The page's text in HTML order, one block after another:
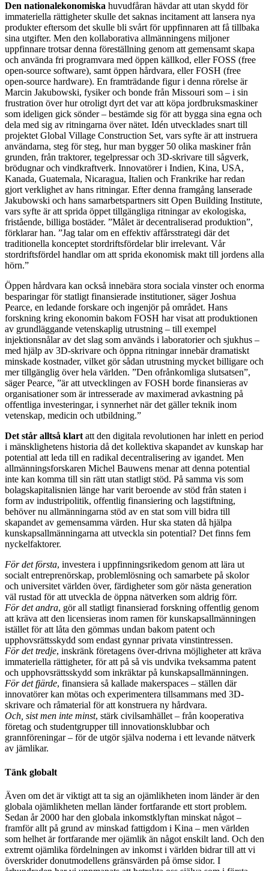
Den nationalekonomiska huvudfåran hävdar att utan skydd för
immateriella rättigheter skulle det saknas incitament att lansera nya
produkter eftersom det skulle bli svårt för uppfinnaren att få tillbaka
sina utgifter. Men den kollaborativa allmänningens miljoner
uppfinnare trotsar denna föreställning genom att gemensamt skapa
och använda fri programvara med öppen källkod, eller FOSS (free
open-source software), samt öppen hårdvara, eller FOSH (free
open-source hardware). En framträdande figur i denna rörelse är
Marcin Jakubowski, fysiker och bonde från Missouri som – i sin
frustration över hur otroligt dyrt det var att köpa jordbruksmaskiner
som ideligen gick sönder – bestämde sig för att bygga sina egna och
dela med sig av ritningarna över nätet. Idén utvecklades snart till
projektet Global Village Construction Set, vars syfte är att instruera
användarna, steg för steg, hur man bygger 50 olika maskiner från
grunden, från traktorer, tegelpressar och 3D-skrivare till sågverk,
brödugnar och vindkraftverk. Innovatörer i Indien, Kina, USA,
Kanada, Guatemala, Nicaragua, Italien och Frankrike har redan
gjort verklighet av hans ritningar. Efter denna framgång lanserade
Jakubowski och hans samarbetspartners sitt Open Building Institute,
vars syfte är att sprida öppet tillgängliga ritningar av ekologiska,
fristående, billiga bostäder. ”Målet är decentraliserad produktion”,
förklarar han. ”Jag talar om en effektiv affårsstrategi där det
traditionella konceptet stordriftsfördelar blir irrelevant. Vår
stordriftsfördel handlar om att sprida ekonomisk makt till jordens alla
hörn.”
Öppen hårdvara kan också innebära stora sociala vinster och enorma
besparingar för statligt finansierade institutioner, säger Joshua
Pearce, en ledande forskare och ingenjör på området. Hans
forskning kring ekonomin bakom FOSH har visat att produktionen
av grundläggande vetenskaplig utrustning – till exempel
injektionsnålar av det slag som används i laboratorier och sjukhus –
med hjälp av 3D-skrivare och öppna ritningar innebär dramatiskt
minskade kostnader, vilket gör sådan utrustning mycket billigare och
mer tillgänglig över hela världen. ”Den ofrånkomliga slutsatsen”,
säger Pearce, ”är att utvecklingen av FOSH borde finansieras av
organisationer som är intresserade av maximerad avkastning på
offentliga investeringar, i synnerhet när det gäller teknik inom
vetenskap, medicin och utbildning.”
Det står alltså klartatt den digitala revolutionen har inlett en period
i mänsklighetens historia då det kollektiva skapandet av kunskap har
potential att leda till en radikal decentralisering av igandet. Men
allmänningsforskaren Michel Bauwens menar att denna potential
inte kan komma till sin rätt utan statligt stöd. På samma vis som
bolagskapitalisnien länge har varit beroende av stöd från staten i
form av industripolitik, offentlig finansiering och lagstiftning,
behöver nu allmänningarna stöd av en stat som vill bidra till
skapandet av gemensamma värden. Hur ska staten då hjälpa
kunskapsallmänningarna att utveckla sin potential? Det finns fem
nyckelfaktorer.
För det första, investera i uppfinningsrikedom genom att lära ut
socialt entreprenörskap, problemlösning och samarbete på skolor
och universitet världen över, färdigheter som gör nästa generation
väl rustad för att utveckla de öppna nätverken som aldrig förr.
För det andra, gör all statligt finansierad forskning offentlig genom
att kräva att den licensieras inom ramen för kunskapsallmänningen
istället för att låta den gömmas undan bakom patent och
upphovsrättsskydd som endast gynnar privata vinstintressen.
För det tredje, inskränk företagens över-drivna möjligheter att kräva
immateriella rättigheter, för att på så vis undvika tveksamma patent
och upphovsrättsskydd som inkräktar på kunskapsallmänningen.
För det fjärde, finansiera så kallade makerspaces – ställen där
innovatörer kan mötas och experimentera tillsammans med 3D-
skrivare och råmaterial för att konstruera ny hårdvara.
Och, sist men inte minst, stärk civilsamhället – från kooperativa
företag och studentgrupper till innovationsklubbar och
grannföreningar – för de utgör själva noderna i ett levande nätverk
av jämlikar.
Tänk globalt
Även om det är viktigt att ta sig an ojämlikheten inom länder är den
globala ojämlikheten mellan länder fortfarande ett stort problem.
Sedan år 2000 har den globala inkomstklyftan minskat något –
framför allt på grund av minskad fattigdom i Kina – men världen
som helhet är fortfarande mer ojämlik än något enskilt land. Och den
extremt ojämlika fördelningen av inkomst i världen bidrar till att vi
överskrider donutmodellens gränsvärden på ömse sidor. I